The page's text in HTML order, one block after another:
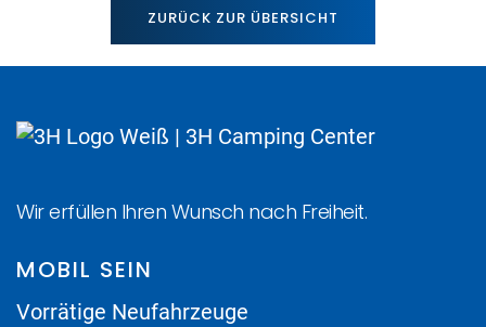
ZURÜCK ZUR ÜBERSICHT
Wir erfüllen Ihren Wunsch nach Freiheit.
MOBIL SEIN
Vorrätige Neufahrzeuge